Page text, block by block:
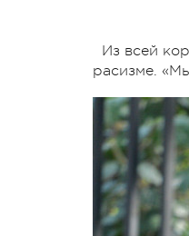
Из всей
расизме.